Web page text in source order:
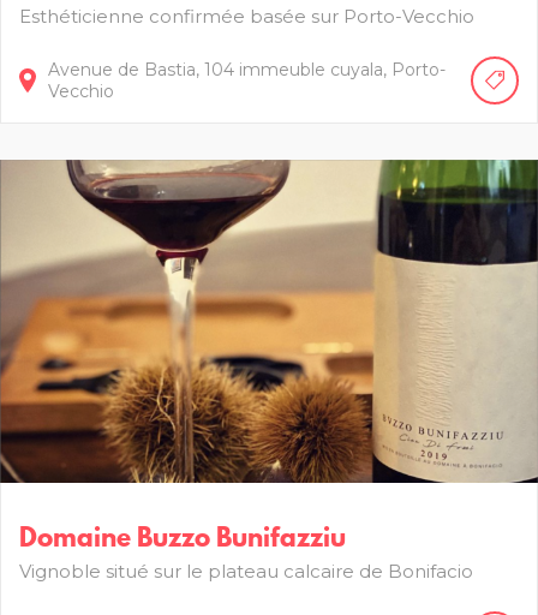
Esthéticienne confirmée basée sur Porto-Vecchio
Avenue de Bastia, 104 immeuble cuyala
Porto-
Vecchio
Domaine Buzzo Bunifazziu
Vignoble situé sur le plateau calcaire de Bonifacio